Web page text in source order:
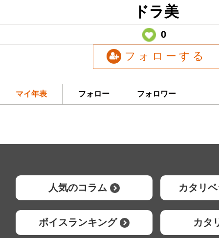
ドラ美
0
フォローする
マイ年表 フォロー フォロワー
人気のコラム カタリ
ボイスランキング カタ